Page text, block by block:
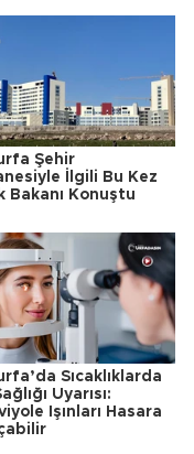
Şehir
İlgili Bu Kez
Bakanı Konuştu
Sıcaklıklarda
Uyarısı:
Işınları Hasara